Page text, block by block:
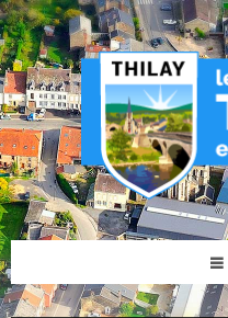
Skip
to
content
Skip
to
left
sidebar
Skip
to
right
sidebar
Skip
to
footer